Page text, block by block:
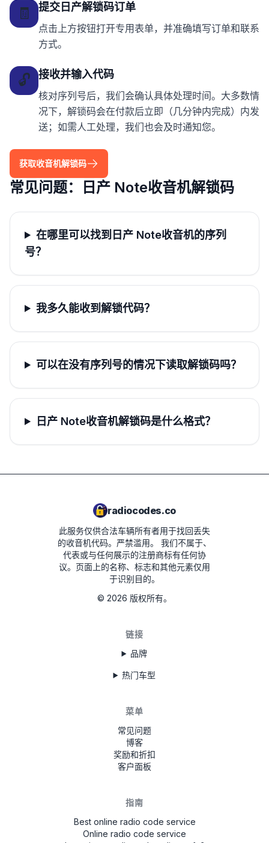
🧾 提交日产解锁码订单
点击上方按钮打开专用表单，并准确填写订单和联系
方式。
🔓 接收并输入代码
核对序列号后，我们会确认具体处理时间。大多数情
况下，解锁码会在付款后立即（几分钟内完成）内发
送；如需人工处理，我们也会及时通知您。
获取收音机解锁码
常见问题：日产 Note收音机解锁码
在哪里可以找到日产 Note收音机的序列
号？
我多久能收到解锁代码？
可以在没有序列号的情况下读取解锁码吗？
日产 Note收音机解锁码是什么格式？
radiocodes.co
此服务仅供合法车辆所有者用于找回丢失
的收音机代码。严禁滥用。
我们不属于、
代表或与任何展示的注册商标有任何协
议。页面上的名称、标志和其他元素仅用
于识别目的。
© 2026 版权所有。
链接
品牌
热门车型
菜单
常见问题
博客
奖励和折扣
客户面板
指南
Best online radio code service
Online radio code service